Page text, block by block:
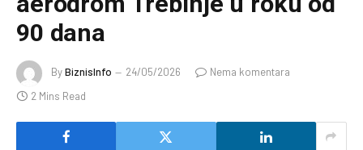
90 dana
ByBiznisInfo 24/05/2026
Nema komentara
2 Mins Read